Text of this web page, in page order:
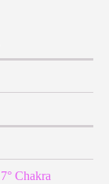
7° Chakra